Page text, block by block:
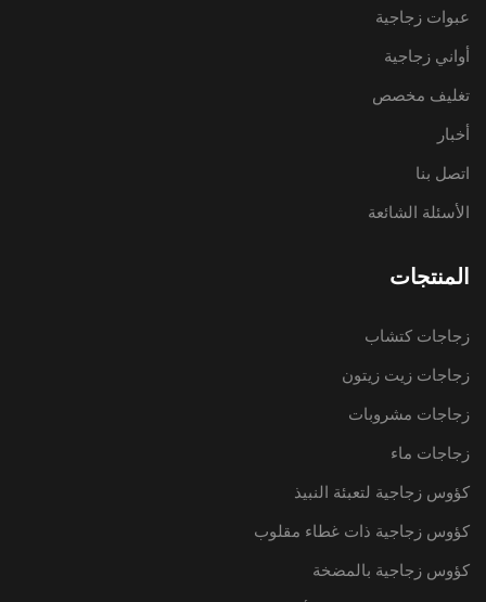
عبوات زجاجية
أواني زجاجية
تغليف مخصص
أخبار
اتصل بنا
الأسئلة الشائعة
المنتجات
زجاجات كتشاب
زجاجات زيت زيتون
زجاجات مشروبات
زجاجات ماء
كؤوس زجاجية لتعبئة النبيذ
كؤوس زجاجية ذات غطاء مقلوب
كؤوس زجاجية بالمضخة